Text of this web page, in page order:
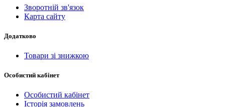
Зворотній зв'язок
Карта сайту
Додатково
Товари зі знижкою
Особистий кабінет
Особистий кабінет
Історія замовлень